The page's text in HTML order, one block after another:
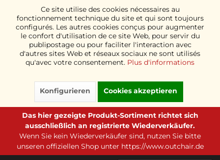
Ce site utilise des cookies nécessaires au
fonctionnement technique du site et qui sont toujours
configurés. Les autres cookies conçus pour augmenter
le confort d'utilisation de ce site Web, pour servir du
publipostage ou pour faciliter l'interaction avec
d'autres sites Web et réseaux sociaux ne sont utilisés
qu'avec votre consentement. Plus d'informations
Konfigurieren Cookies akzeptieren
Das hier gezeigte Produkt-Sortiment richtet sich
ausschließlich an registrierte Wiederverkäufer.
Wenn Sie kein Wiederverkäufer sind, nutzen Sie bitte
unseren offiziellen Shop unter https://www.outchair.de